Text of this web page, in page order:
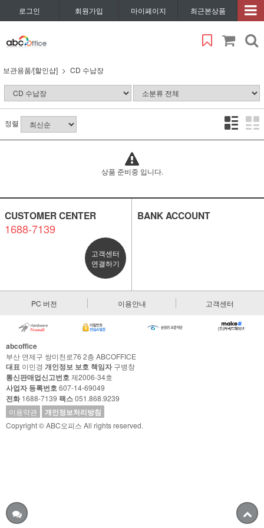
로그인 회원가입 마이페이지 최근본상품
보관용품/[할인샵] CD 수납장
정렬
상품 준비중 입니다.
CUSTOMER CENTER
1688-7139
고객센터
연결하기
BANK ACCOUNT
PC 버전 이용안내 고객센터
abcoffice
부산 연제구 쌍미천로76 2층 ABCOFFICE
대표 이민경 개인정보 보호 책임자구병창
통신판매업신고번호제2006-34호
사업자 등록번호607-14-69049
전화1688-7139 팩스051.868.9239
이용약관
개인정보처리방침
Copyright © ABC오피스 All rights reserved.